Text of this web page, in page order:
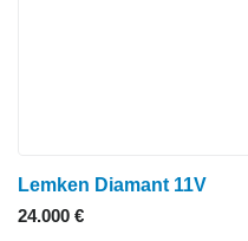
Lemken Diamant 11V
24.000 €